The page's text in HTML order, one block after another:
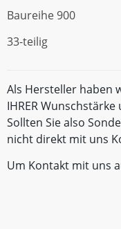
Baureihe 900
33-teilig
Als Hersteller haben
IHRER
Sollten Sie also
nicht direkt mit uns
Um Kontakt mit uns